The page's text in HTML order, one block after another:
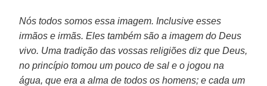
Nós todos somos essa imagem. Inclusive esses
irmãos e irmãs. Eles também são a imagem do Deus
vivo. Uma tradição das vossas religiões diz que Deus,
no princípio tomou um pouco de sal e o jogou na
água, que era a alma de todos os homens; e cada um